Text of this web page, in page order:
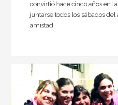
convirtió hace cinco años en
juntarse todos los sábados del
amistad